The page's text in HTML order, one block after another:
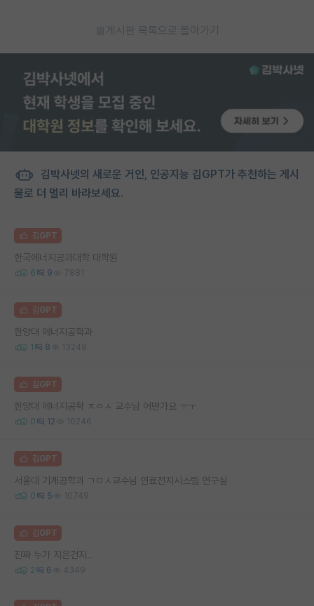
게시판 목록으로 돌아가기
김박사넷의 새로운 거인, 인공지능 김GPT가 추천하는 게시
물로 더 멀리 바라보세요.
김GPT
한국에너지공과대학 대학원
6 9 7881
김GPT
한양대 에너지공학과
1 8 13249
김GPT
한양대 에너지공학 ㅈㅇㅅ 교수님 어떤가요 ㅜㅜ
0 12 10246
김GPT
서울대 기계공학과 ㄱㅁㅅ교수님 연료전지시스템 연구실
0 5 10749
김GPT
진짜 누가 지은건지..
2 6 4349